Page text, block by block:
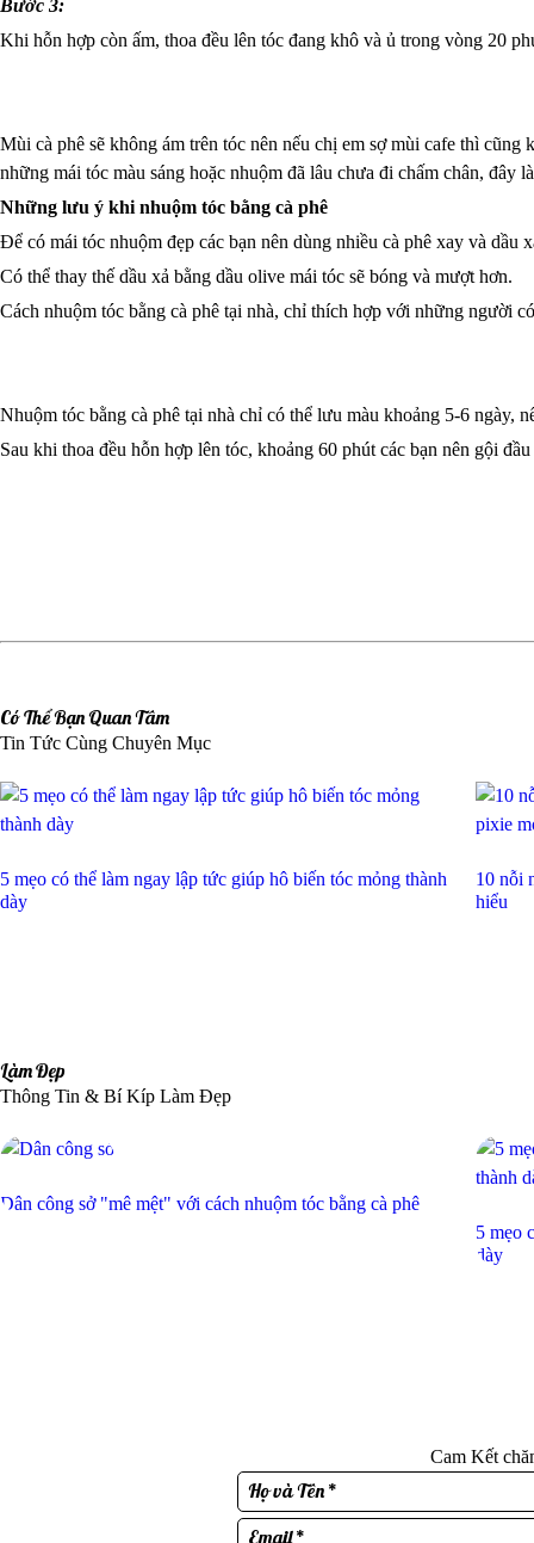
Bước 3:
Khi hỗn hợp còn ấm, thoa đều lên tóc đang khô và ủ trong vòng 20
Mùi cà phê sẽ không ám trên tóc nên nếu chị em sợ mùi cafe thì
những mái tóc màu sáng hoặc nhuộm đã lâu chưa đi chấm chân, đây
Những lưu ý khi nhuộm tóc bằng cà phê
Để có mái tóc nhuộm đẹp các bạn nên dùng nhiều cà phê xay và dầu
Có thể thay thế dầu xả bằng dầu olive mái tóc sẽ bóng và mượt hơn.
Cách nhuộm tóc bằng cà phê tại nhà, chỉ thích hợp với những người
Nhuộm tóc bằng cà phê tại nhà chỉ có thể lưu màu khoảng 5-6 ngày,
Sau khi thoa đều hỗn hợp lên tóc, khoảng 60 phút các bạn nên gội
Có Thể Bạn Quan Tâm
Tin Tức Cùng Chuyên Mục
5 mẹo có thể làm ngay lập tức giúp hô biến tóc mỏng thành
dày
10 nỗi
hiểu
Làm Đẹp
Thông Tin & Bí Kíp Làm Đẹp
Dân công sở "mê mệt" với cách nhuộm tóc bằng cà phê
5 mẹo
dày
Cam Kết